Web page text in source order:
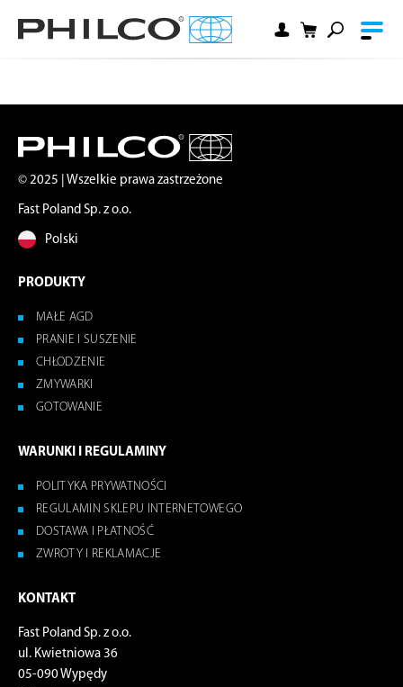
© 2025 | Wszelkie prawa zastrzeżone
Fast Poland Sp. z o.o.
Polski
PRODUKTY
MAŁE AGD
PRANIE I SUSZENIE
CHŁODZENIE
ZMYWARKI
GOTOWANIE
WARUNKI I REGULAMINY
POLITYKA PRYWATNOŚCI
REGULAMIN SKLEPU INTERNETOWEGO
DOSTAWA I PŁATNOŚĆ
ZWROTY I REKLAMACJE
KONTAKT
Fast Poland Sp. z o.o.
ul. Kwietniowa 36
05-090 Wypędy